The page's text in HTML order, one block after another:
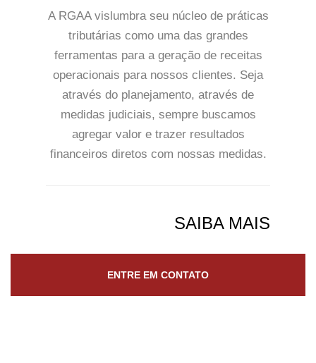
A RGAA vislumbra seu núcleo de práticas
tributárias como uma das grandes
ferramentas para a geração de receitas
operacionais para nossos clientes. Seja
através do planejamento, através de
medidas judiciais, sempre buscamos
agregar valor e trazer resultados
financeiros diretos com nossas medidas.
SAIBA MAIS
ENTRE EM CONTATO